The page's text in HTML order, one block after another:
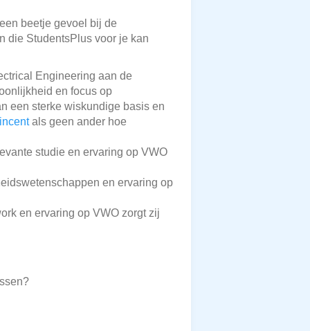
beetje gevoel bij de
die StudentsPlus voor je kan
Engineering aan de
en focus op
een sterke wiskundige basis en
als geen ander hoe
studie en ervaring op VWO
en ervaring op
en ervaring op VWO zorgt zij